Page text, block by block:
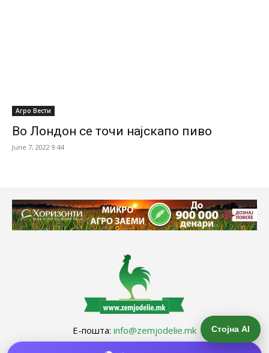
Агро Вести
Во Лондон се точи најскапо пиво
June 7, 2022 9:44
Е-пошта: info@zemjodelie.mk
Тел: +38975383796
Стојна AI